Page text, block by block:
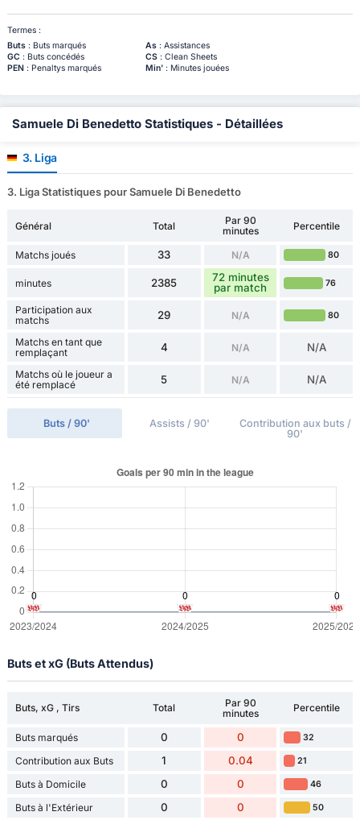
Termes :
Buts: Buts marqués As: Assistances
GC : Buts concédés CS: Clean Sheets
PEN : Penaltys marqués Min': Minutes jouées
Samuele Di Benedetto Statistiques - Détaillées
3. Liga
3. Liga Statistiques pour Samuele Di Benedetto
Général Total
Par 90
minutes
Percentile
Matchs joués 33 N/A 80
minutes 2385
72 minutes
par match
76
Participation aux
matchs
29 N/A 80
Matchs en tant que
remplaçant
4 N/A N/A
Matchs où le joueur a
été remplacé
5 N/A N/A
Buts / 90' Assists / 90'
Contribution aux buts /
90'
Buts et xG (Buts Attendus)
Buts, xG , Tirs Total
Par 90
minutes
Percentile
Buts marqués 0 0 32
Contribution aux Buts 1 0.04 21
Buts à Domicile 0 0 46
Buts à l'Extérieur 0 0 50